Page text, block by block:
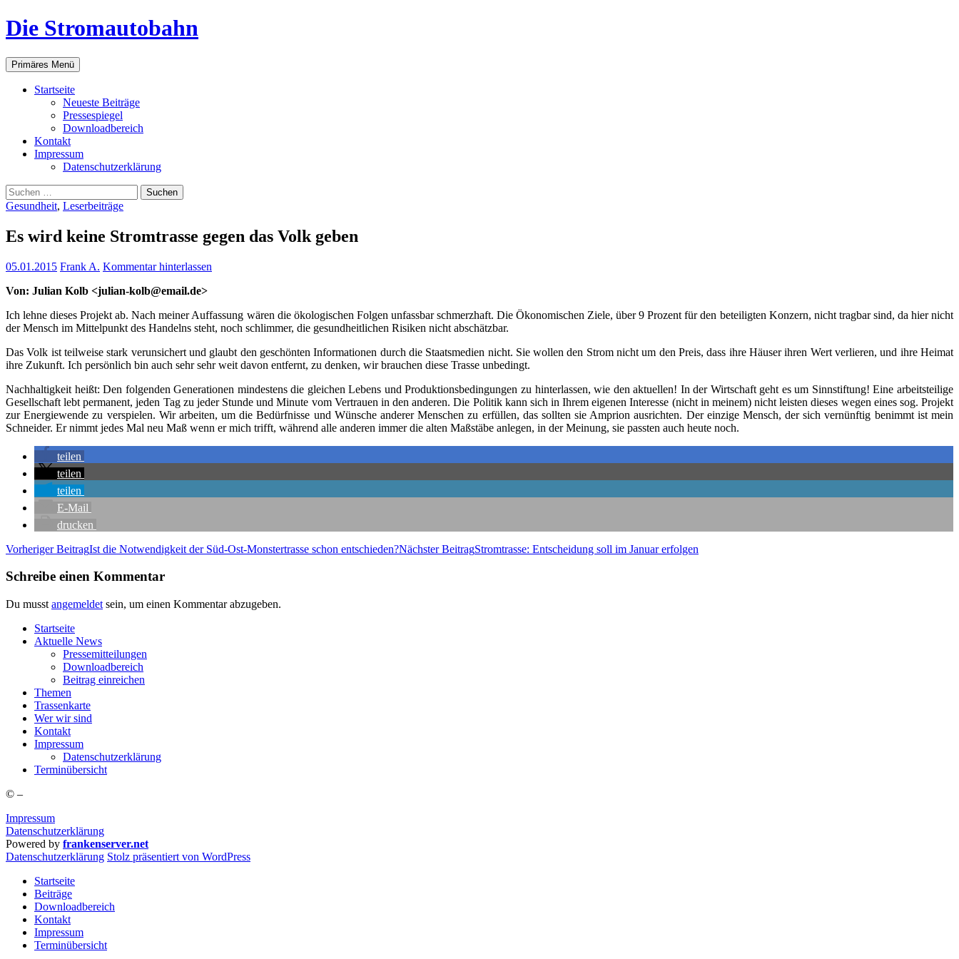
Zum
Inhalt
Die Stromautobahn
Suchen
Primäres Menü
Start­sei­te
Neu­es­te Beiträge
Pres­se­spie­gel
Down­load­be­reich
Kon­takt
Impres­sum
Daten­schutz­er­klä­rung
Suchen
nach:
Gesundheit, Leserbeiträge
Es wird kei­ne Strom­tras­se gegen das Volk geben
05.01.2015 Frank A. Kommentar hinterlassen
Von: Juli­an Kolb <julian-kolb@email.de>
Ich leh­ne die­ses Pro­jekt ab. Nach mei­ner Auf­fas­sung wären die öko­lo­gi­schen Fol­gen unfass­bar schmerz­haft. Die Öko­no­mi­schen Zie­le, über 9 Pro­zent für den betei­lig­ten Kon­zern, nicht trag­bar sind, da hier nicht
der Mensch im Mit­tel­punkt des Han­delns steht, noch schlim­mer, die gesund­heit­li­chen Risi­ken nicht abschätzbar.
Das Volk ist teil­wei­se stark ver­un­si­chert und glaubt den geschön­ten Infor­ma­tio­nen durch die Staats­me­di­en nicht. Sie wol­len den Strom nicht um den Preis, dass ihre Häu­ser ihren Wert ver­lie­ren, und ihre Hei­mat
ihre Zukunft. Ich per­sön­lich bin auch sehr sehr weit davon ent­fernt, zu den­ken, wir brau­chen die­se Tras­se unbedingt.
Nach­hal­tig­keit heißt: Den fol­gen­den Gene­ra­tio­nen min­des­tens die glei­chen Lebens und Pro­duk­ti­ons­be­din­gun­gen zu hin­ter­las­sen, wie den aktu­el­len! In der Wirt­schaft geht es um Sinn­stif­tung! Eine arbeits­tei­li­ge
Gesell­schaft lebt per­ma­nent, jeden Tag zu jeder Stun­de und Minu­te vom Ver­trau­en in den ande­ren. Die Poli­tik kann sich in Ihrem eige­nen Inter­es­se (nicht in mei­nem) nicht leis­ten die­ses wegen eines sog. Pro­jekt
zur Ener­gie­wen­de zu ver­spie­len. Wir arbei­ten, um die Bedürf­nis­se und Wün­sche ande­rer Men­schen zu erfül­len, das soll­ten sie Ampri­on aus­rich­ten. Der ein­zi­ge Mensch, der sich ver­nünf­tig benimmt ist mein
Schnei­der. Er nimmt jedes Mal neu Maß wenn er mich trifft, wäh­rend alle ande­ren immer die alten Maß­stä­be anle­gen, in der Mei­nung, sie pass­ten auch heu­te noch.
tei­len
tei­len
tei­len
E‑Mail
dru­cken
Beitragsnavigation
Vorheriger BeitragIst die Not­wen­dig­keit der Süd-Ost-Mons­ter­tras­se schon entschieden?Nächster BeitragStrom­tras­se: Ent­schei­dung soll im Janu­ar erfolgen
Schreibe einen Kommentar
Du musst angemeldet sein, um einen Kommentar abzugeben.
Start­sei­te
Aktu­el­le News
Pres­se­mit­tei­lun­gen
Down­load­be­reich
Bei­trag einreichen
The­men
Tras­sen­kar­te
Wer wir sind
Kon­takt
Impres­sum
Daten­schutz­er­klä­rung
Ter­min­über­sicht
© –
Impressum
Datenschutzerklärung
Powered by frankenserver.net
Daten­schutz­er­klä­rung Stolz präsentiert von WordPress
Startseite
Beiträge
Downloadbereich
Kontakt
Impressum
Terminübersicht